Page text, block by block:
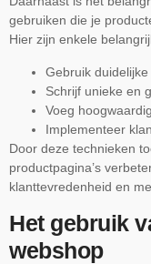
gebruiken die je
Hier zijn enkele
Gebruik
Schrijf unieke en
Voeg
Implementeer
Door deze technieken
productpagina’s
klanttevredenheid en
Het gebruik
webshop